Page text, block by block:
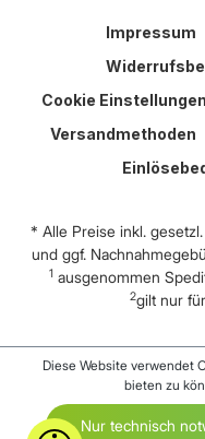
Impressum
Cookie Einstellungen
Versandmethoden
* Alle Preise inkl.
und ggf.
1 ausgenommen
2gilt nur
Diese Website verwendet
bieten zu
Nur technisch